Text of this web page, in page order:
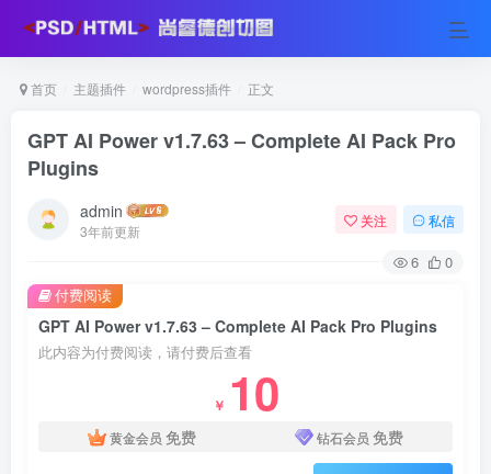
首页 主题插件 wordpress插件 正文
GPT AI Power v1.7.63 – Complete AI Pack Pro
Plugins
admin
3年前更新
关注 私信
6 0
GPT AI Power v1.7.63 – Complete AI Pack Pro Plugins
此内容为付费阅读，请付费后查看
￥ 10
黄金会员 免费 钻石会员 免费
付费阅读